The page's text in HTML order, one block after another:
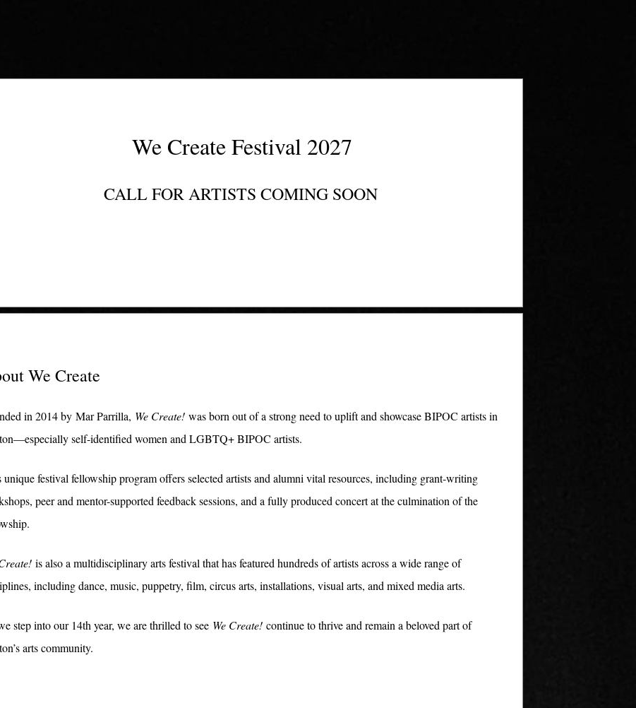
We Create Festival 2027
CALL FOR ARTISTS COMING SOON
We Create
in 2014 by Mar Parrilla, We Create!was born out of a strong need to uplift and showcase BIPOC artists in
self-identified women and LGBTQ+ BIPOC artists.
unique festival fellowship program offers selected artists and alumni vital resources, including grant-writing
peer and mentor-supported feedback sessions, and a fully produced concert at the culmination of the
is also a multidisciplinary arts festival that has featured hundreds of artists across a wide range of
including dance, music, puppetry, film, circus arts, installations, visual arts, and mixed media arts.
step into our 14th year, we are thrilled to see We Create!continue to thrive and remain a beloved part of
arts community.